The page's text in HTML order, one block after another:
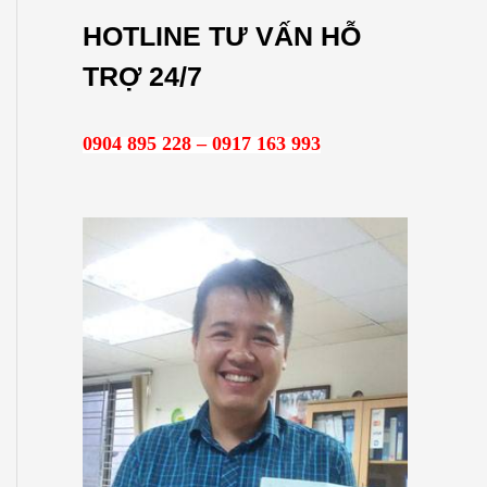
ế
:
HOTLINE TƯ VẤN HỖ
TRỢ 24/7
0904 895 228 – 0917 163 993